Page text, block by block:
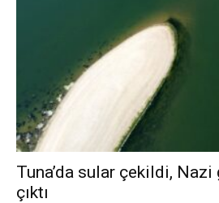
Tuna’da sular çekildi,
çıktı